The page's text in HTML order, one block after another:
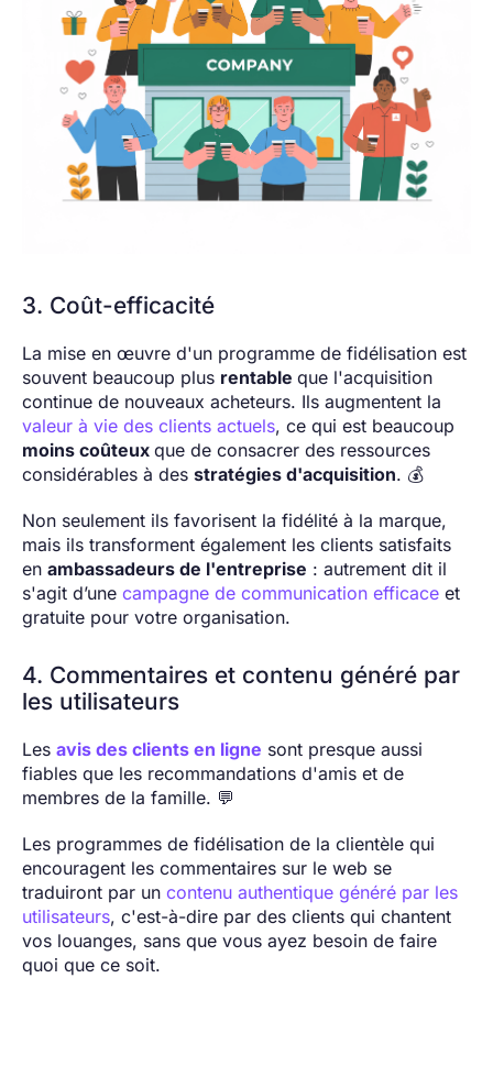
3. Coût-efficacité
La mise en œuvre d'un programme de fidélisation est
souvent beaucoup plus rentable que l'acquisition
continue de nouveaux acheteurs. Ils augmentent la
valeur à vie des clients actuels, ce qui est beaucoup
moins coûteux que de consacrer des ressources
considérables à des stratégies d'acquisition. 💰
Non seulement ils favorisent la fidélité à la marque,
mais ils transforment également les clients satisfaits
en ambassadeurs de l'entreprise : autrement dit il
s'agit d’une campagne de communication efficace et
gratuite pour votre organisation.
4. Commentaires et contenu généré par
les utilisateurs
Les avis des clients en ligne sont presque aussi
fiables que les recommandations d'amis et de
membres de la famille. 💬
Les programmes de fidélisation de la clientèle qui
encouragent les commentaires sur le web se
traduiront par un contenu authentique généré par les
utilisateurs, c'est-à-dire par des clients qui chantent
vos louanges, sans que vous ayez besoin de faire
quoi que ce soit.